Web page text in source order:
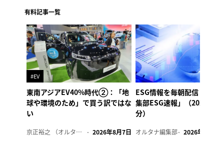
有料記事一覧
#EV
東南アジアEV40%時代②：「地
球や環境のため」で買う訳ではな
い
京正裕之 （オルタナ副編集長） 2026年8月7日
ESG情報を毎朝配信「オル
集部ESG速報」（2026年8
分）
オルタナ編集部 2026年8月7日